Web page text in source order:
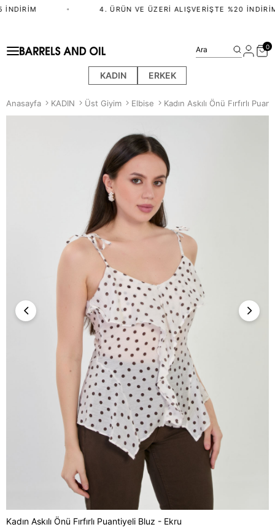
4. ÜRÜN VE ÜZERI ALIŞVERIŞTE %20 İNDIRIM
KADIN ERKEK
Ara 0
Anasayfa KADIN Üst Giyim Elbise Kadın Askılı Önü Fırfırlı
Kadın Askılı Önü Fırfırlı Puantiyeli Bluz - Ekru